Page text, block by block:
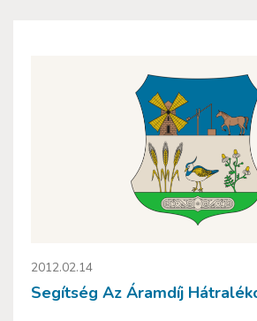
2012.02.14
Segítség Az Áramdíj